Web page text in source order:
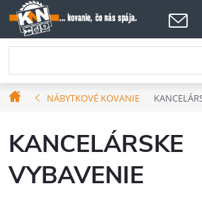
Prejsť
na
obsah
DomovNÁBYTKOVÉ KOVANIE
KANCELÁRSKE
VYBAVENIE